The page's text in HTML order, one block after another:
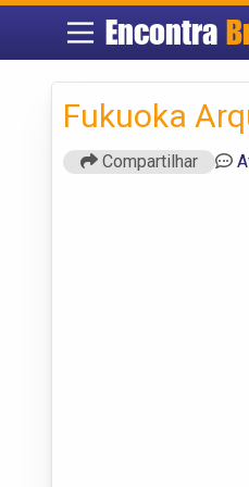
Encontra
Fukuoka
Compartilhar